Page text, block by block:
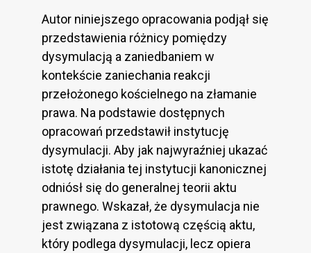
Autor niniejszego opracowania podjął się
przedstawienia różnicy pomiędzy
dysymulacją a zaniedbaniem w
kontekście zaniechania reakcji
przełożonego kościelnego na złamanie
prawa. Na podstawie dostępnych
opracowań przedstawił instytucję
dysymulacji. Aby jak najwyraźniej ukazać
istotę działania tej instytucji kanonicznej
odniósł się do generalnej teorii aktu
prawnego. Wskazał, że dysymulacja nie
jest związana z istotową częścią aktu,
który podlega dysymulacji, lecz opiera